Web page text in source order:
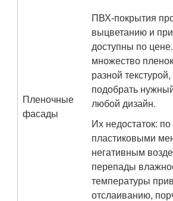
Пленочные
фасады
ПВХ-покрытия
выцветанию и
доступны по
множество
разной
подобрать
любой дизайн.
Их недостаток:
пластиковыми
негативным
перепады
температуры
отслаиванию,